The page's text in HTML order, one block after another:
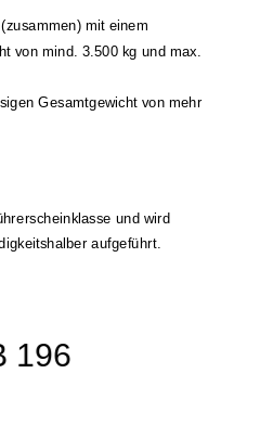
und wird
aufgeführt.
mit einem
von mind. 3.500 kg und max.
Gesamtgewicht von mehr
196